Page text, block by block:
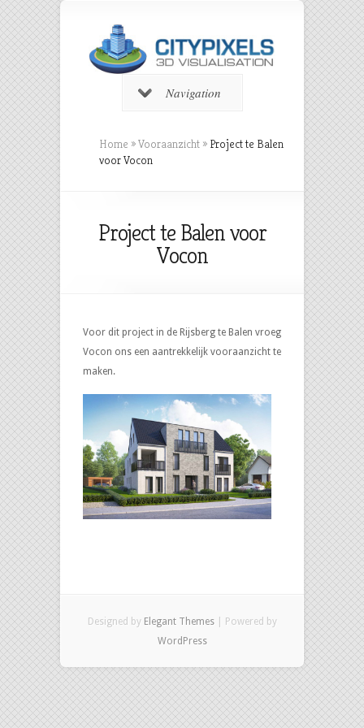
Navigation
Home »Vooraanzicht » Project te Balen
voor Vocon
Project te Balen voor
Vocon
Voor dit project in de Rijsberg te Balen vroeg
Vocon ons een aantrekkelijk vooraanzicht te
maken.
Designed by Elegant Themes| Powered by
WordPress